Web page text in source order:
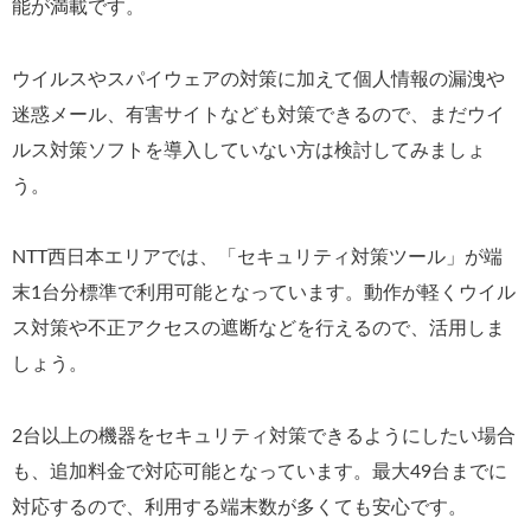
能が満載です。
ウイルスやスパイウェアの対策に加えて個人情報の漏洩や
迷惑メール、有害サイトなども対策できるので、まだウイ
ルス対策ソフトを導入していない方は検討してみましょ
う。
NTT西日本エリアでは、「セキュリティ対策ツール」が端
末1台分標準で利用可能となっています。動作が軽くウイル
ス対策や不正アクセスの遮断などを行えるので、活用しま
しょう。
2台以上の機器をセキュリティ対策できるようにしたい場合
も、追加料金で対応可能となっています。最大49台までに
対応するので、利用する端末数が多くても安心です。